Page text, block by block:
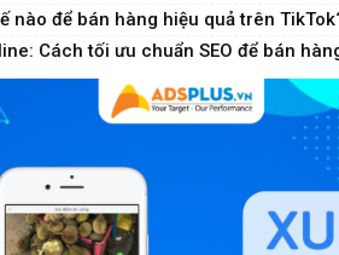
nào để bán hàng hiệu quả trên
Cách tối ưu chuẩn SEO để bán